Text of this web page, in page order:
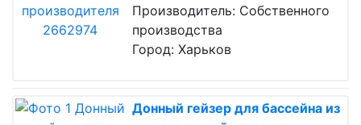
Производитель: Собственного
производства
Город: Харьков
Донный гейзер для бассейна из